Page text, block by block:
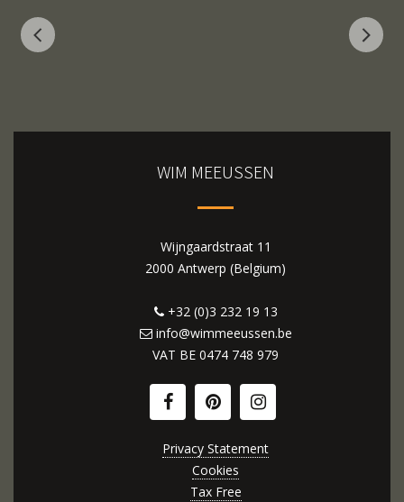
WIM MEEUSSEN
Wijngaardstraat 11
2000 Antwerp (Belgium)
+32 (0)3 232 19 13
info@wimmeeussen.be
VAT BE 0474 748 979
Privacy Statement
Cookies
Tax Free